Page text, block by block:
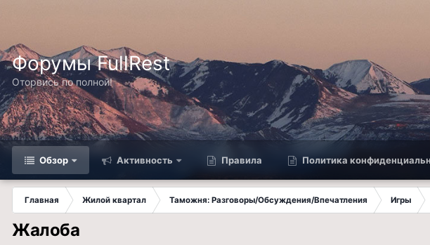
Форумы FullRest
Оторвись по полной!
Обзор Активность Правила Политика
Главная Жилой квартал Таможня: Разговоры/Обсуждения/Впечатления Игры
Жалоба